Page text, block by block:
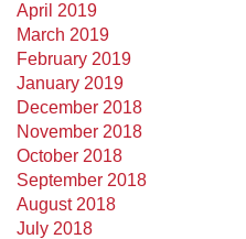
April 2019
March 2019
February 2019
January 2019
December 2018
November 2018
October 2018
September 2018
August 2018
July 2018